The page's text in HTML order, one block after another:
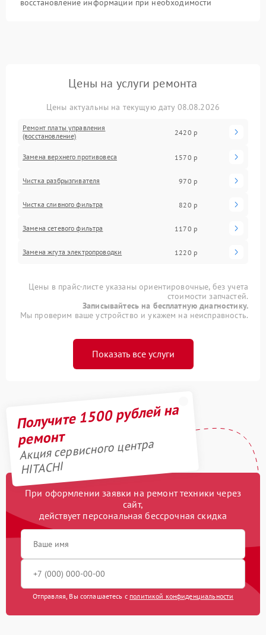
восстановление информации при необходимости
Цены на услуги ремонта
Цены актуальны на текущую дату 08.08.2026
Ремонт платы управления
(восстановление)
2420 р
Замена верхнего противовеса 1570 р
Чистка разбрызгивателя 970 р
Чистка сливного фильтра 820 р
Замена сетевого фильтра 1170 р
Замена жгута электропроводки 1220 р
Цены в прайс-листе указаны ориентировочные, без учета
стоимости запчастей.
Записывайтесь на бесплатную диагностику.
Мы проверим ваше устройство и укажем на неисправность.
Показать все услуги
Получите 1500 рублей на
ремонт
Акция сервисного центра
HITACHI
При оформлении заявки на ремонт техники через
сайт,
действует персональная бессрочная скидка
Отправляя, Вы соглашаетесь с политикой конфиденциальности